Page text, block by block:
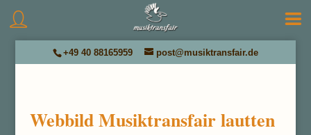
+49 40 88165959 post@musiktransfair.de
Webbild Musiktransfair lautten